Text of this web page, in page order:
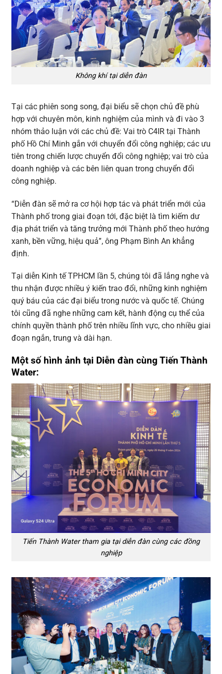
Không khí tại diễn đàn
Tại các phiên song song, đại biểu sẽ chọn chủ đề phù
hợp với chuyên môn, kinh nghiệm của mình và đi vào 3
nhóm thảo luận với các chủ đề: Vai trò C4IR tại Thành
phố Hồ Chí Minh gắn với chuyển đổi công nghiệp; các ưu
tiên trong chiến lược chuyển đổi công nghiệp; vai trò của
doanh nghiệp và các bên liên quan trong chuyển đổi
công nghiệp.
“Diễn đàn sẽ mở ra cơ hội hợp tác và phát triển mới của
Thành phố trong giai đoạn tới, đặc biệt là tìm kiếm dư
địa phát triển và tăng trưởng mới Thành phố theo hướng
xanh, bền vững, hiệu quả”, ông Phạm Bình An khẳng
định.
Tại diễn Kinh tế TPHCM lần 5, chúng tôi đã lắng nghe và
thu nhận được nhiều ý kiến trao đổi, những kinh nghiệm
quý báu của các đại biểu trong nước và quốc tế. Chúng
tôi cũng đã nghe những cam kết, hành động cụ thể của
chính quyền thành phố trên nhiều lĩnh vực, cho nhiều giai
đoạn ngắn, trung và dài hạn.
Một số hình ảnh tại Diễn đàn cùng Tiến Thành
Water:
Tiến Thành Water tham gia tại diễn đàn cùng các đồng
nghiệp